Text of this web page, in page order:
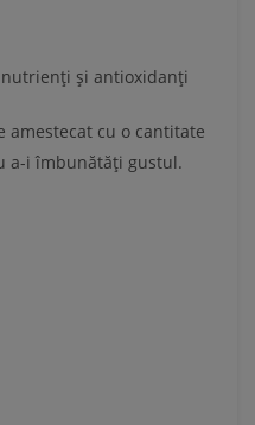
și antioxidanți
amestecat cu o cantitate
a-i îmbunătăți gustul.